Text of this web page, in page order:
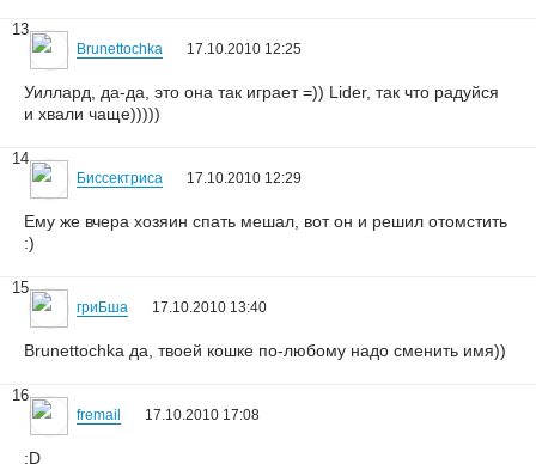
13
Brunettochka 17.10.2010 12:25
Уиллард, да-да, это она так играет =)) Lider, так что радуйся
и хвали чаще)))))
14
Биссектриса 17.10.2010 12:29
Ему же вчера хозяин спать мешал, вот он и решил отомстить
:)
15
гриБша 17.10.2010 13:40
Brunettochka да, твоей кошке по-любому надо сменить имя))
16
fremail 17.10.2010 17:08
:D